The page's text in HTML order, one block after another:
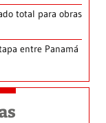
total para obras
entre Panamá